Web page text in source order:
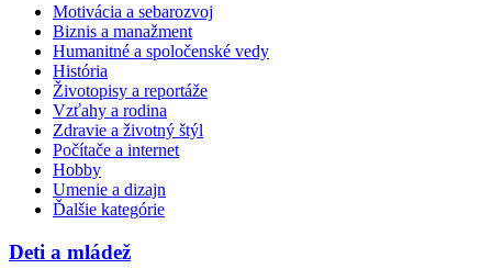
Motivácia a sebarozvoj
Biznis a manažment
Humanitné a spoločenské vedy
História
Životopisy a reportáže
Vzťahy a rodina
Zdravie a životný štýl
Počítače a internet
Hobby
Umenie a dizajn
Ďalšie kategórie
Deti a mládež